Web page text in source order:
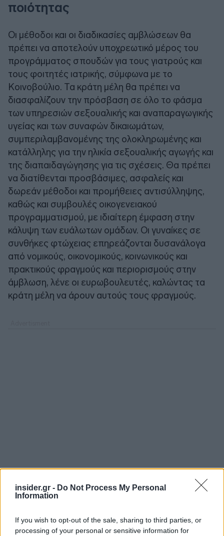
insider.gr - Do Not Process My Personal
Information
If you wish to opt-out of the sale, sharing to third parties, or
processing of your personal or sensitive information for
ποιότητας
Οι μέθοδοι και οι διαδικασίες αμβλώσεων θα
πρέπει να αποτελούν υποχρεωτικό μέρος του
προγράμματος σπουδών για τους γιατρούς και
τους φοιτητές ιατρικής, σύμφωνα με το
Κοινοβούλιο. Τα κράτη μέλη θα πρέπει να
διασφαλίζουν την πρόσβαση σε όλο το φάσμα
των υπηρεσιών σεξουαλικής και αναπαραγωγικής
υγείας και των συναφών δικαιωμάτων,
συμπεριλαμβανομένης της ολοκληρωμένης και
κατάλληλης για την ηλικία σεξουαλικής αγωγής και
της διαπαιδαγώγησης για τις σχέσεις. Θα πρέπει
να διατίθενται προσβάσιμες, ασφαλείς και
δωρεάν μέθοδοι και προμήθειες αντισύλληψης,
καθώς και συμβουλές οικογενειακού
προγραμματισμού, με ιδιαίτερη έμφαση στην
κάλυψη των ευάλωτων ομάδων. Οι γυναίκες σε
συνθήκες φτώχειας επηρεάζονται δυσανάλογα
από νομικούς, οικονομικούς, κοινωνικούς και
πρακτικούς φραγμούς και περιορισμούς στην
άμβλωση, λένε οι ευρωβουλευτές, καλώντας τα
κράτη μέλη να άρουν αυτούς τους φραγμούς.